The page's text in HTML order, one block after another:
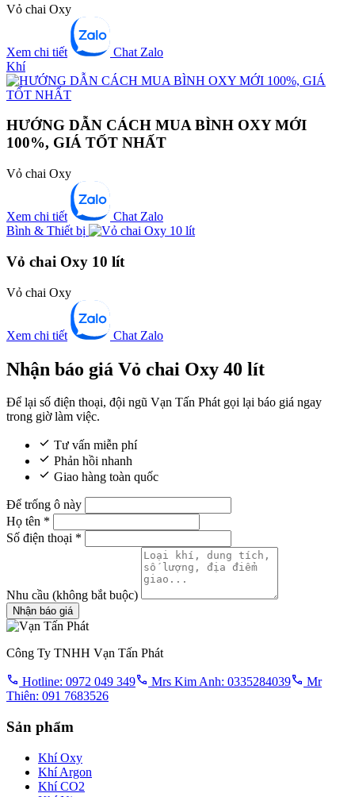
Vỏ chai Oxy
Xem chi tiết
Chat Zalo
Khí
HƯỚNG DẪN CÁCH MUA BÌNH OXY MỚI
100%, GIÁ TỐT NHẤT
Vỏ chai Oxy
Xem chi tiết
Chat Zalo
Bình & Thiết bị
Vỏ chai Oxy 10 lít
Vỏ chai Oxy
Xem chi tiết Chat Zalo
Nhận báo giá Vỏ chai Oxy 40 lít
Để lại số điện thoại, đội ngũ Vạn Tấn Phát gọi lại báo giá ngay
trong giờ làm việc.
Tư vấn miễn phí
Phản hồi nhanh
Giao hàng toàn quốc
Để trống ô này
Họ tên *
Số điện thoại *
Nhu cầu (không bắt buộc)
Nhận báo giá
Công Ty TNHH Vạn Tấn Phát
Hotline: 0972 049 349 Mrs Kim Anh: 0335284039
Mr
Thiên: 091 7683526
Sản phẩm
Khí Oxy
Khí Argon
Khí CO2